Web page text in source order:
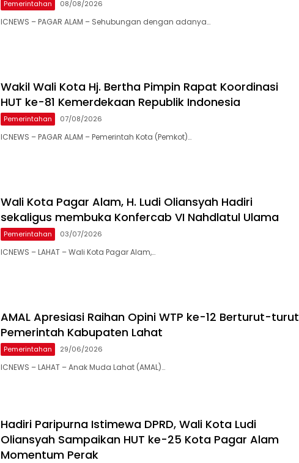
Pemerintahan 08/08/2026
ICNEWS – PAGAR ALAM – Sehubungan dengan adanya…
Wakil Wali Kota Hj. Bertha Pimpin ​Rapat Koordinasi
HUT ke-81 Kemerdekaan Republik Indonesia
Pemerintahan 07/08/2026
ICNEWS – PAGAR ALAM – Pemerintah Kota (Pemkot)…
Wali Kota Pagar Alam, H. Ludi Oliansyah Hadiri
sekaligus membuka Konfercab VI Nahdlatul Ulama
Pemerintahan 03/07/2026
ICNEWS – LAHAT – Wali Kota Pagar Alam,…
AMAL Apresiasi Raihan Opini WTP ke-12 Berturut-turut
Pemerintah Kabupaten Lahat
Pemerintahan 29/06/2026
ICNEWS – LAHAT – Anak Muda Lahat (AMAL)…
Hadiri Paripurna Istimewa DPRD, Wali Kota Ludi
Oliansyah Sampaikan HUT ke-25 Kota Pagar Alam
Momentum Perak